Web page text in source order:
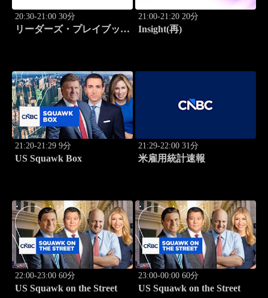
20:30-21:00 30分
リーダーズ・プレイブック
21:00-21:20 20分
Insight(再)
21:20-21:29 9分
US Squawk Box
21:29-22:00 31分
米雇用統計速報
22:00-23:00 60分
US Squawk on the Street
23:00-00:00 60分
US Squawk on the Street